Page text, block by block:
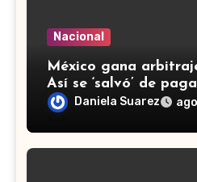
Nacional
México gana
Así se ‘salvó’ de
dólares a fondos de
Daniela Suarez